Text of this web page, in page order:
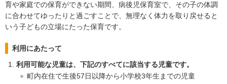
育や家庭での保育ができない期間、病後児保育室で、その子の体調
に合わせてゆったりと過ごすことで、無理なく体力を取り戻せると
いう子どもの立場にたった保育です。
利用にあたって
利用可能な児童は、下記のすべてに該当する児童です。
町内在住で生後57日以降から小学校3年生までの児童